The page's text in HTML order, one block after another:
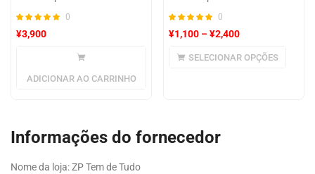
0
¥3,900
ADICIONAR AO CARRINHO
0
¥1,100 –¥2,400
SELECIONAR OPÇÕES
Informações do fornecedor
Nome da loja:ZP Tem de Tudo